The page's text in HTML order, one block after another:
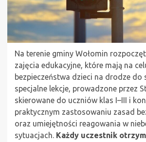
Na terenie gminy Wołomin
zajęcia edukacyjne, które mają na
bezpieczeństwa dzieci na drodze do
specjalne lekcje, prowadzone przez
skierowane do uczniów klas I–III i
praktycznym zastosowaniu zasad
oraz umiejętności reagowania w
sytuacjach. Każdy uczestnik